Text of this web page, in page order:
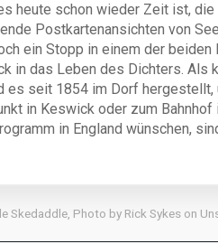
heute schon wieder Zeit ist,
Postkartenansichten von
ein Stopp in einem der
in das Leben des Dichters. Als
es seit 1854 im Dorf
in Keswick oder zum
in England wünschen,
Skedaddle, Photo by Rick Sykes on